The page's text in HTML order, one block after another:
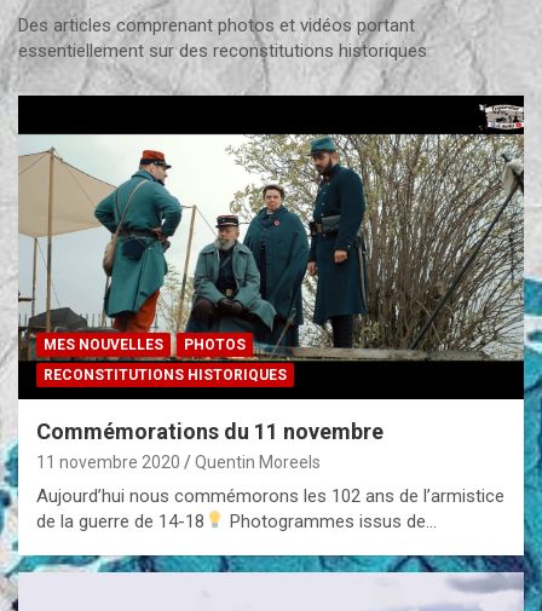
Des articles comprenant photos et vidéos portant
essentiellement sur des reconstitutions historiques
MES NOUVELLES
PHOTOS
RECONSTITUTIONS HISTORIQUES
Commémorations du 11 novembre
11 novembre 2020 Quentin Moreels
Aujourd’hui nous commémorons les 102 ans de l’armistice
de la guerre de 14-18
Photogrammes issus de…